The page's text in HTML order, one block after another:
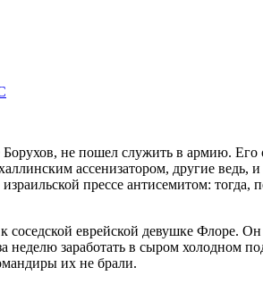
не пошел служить в армию. Его
ассенизатором, другие
прессе антисемитом:
еврейской девушке Флоре.
заработать в сыром холодном
их не брали.